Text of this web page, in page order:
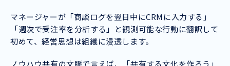
マネージャーが「商談ログを翌日中にCRMに入力する」
「週次で受注率を分析する」と観測可能な行動に翻訳して
初めて、経営思想は組織に浸透します。
ノウハウ共有の文脈で言えば、「共有する文化を作ろう」